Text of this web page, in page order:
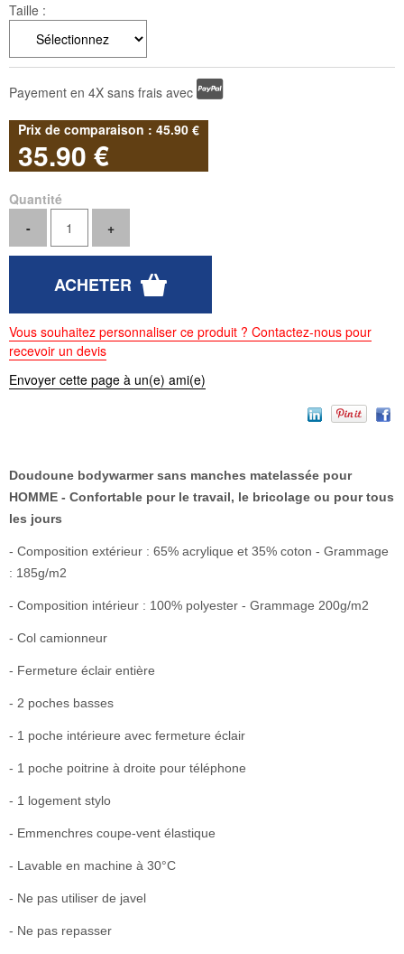
Taille :
Payement en 4X sans frais avec
45.90 €
35.90 €
Quantité
Vous souhaitez personnaliser ce produit ? Contactez-nous pour
recevoir un devis
Envoyer cette page à un(e) ami(e)
Doudoune bodywarmer sans manches matelassée pour
HOMME - Confortable pour le travail, le bricolage ou pour tous
les jours
- Composition extérieur : 65% acrylique et 35% coton - Grammage
: 185g/m2
- Composition intérieur : 100% polyester - Grammage 200g/m2
- Col camionneur
- Fermeture éclair entière
- 2 poches basses
- 1 poche intérieure avec fermeture éclair
- 1 poche poitrine à droite pour téléphone
- 1 logement stylo
- Emmenchres coupe-vent élastique
- Lavable en machine à 30°C
- Ne pas utiliser de javel
- Ne pas repasser